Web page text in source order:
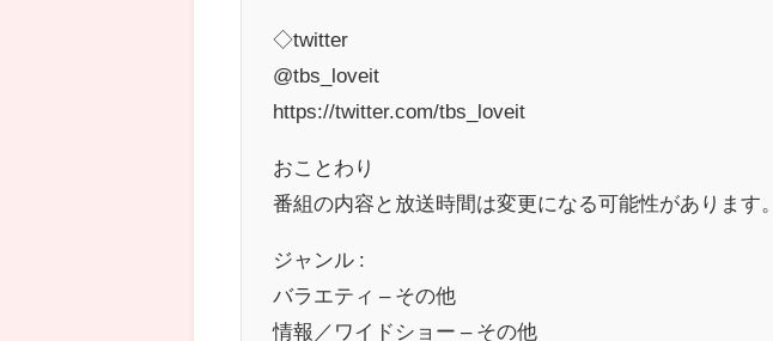
◇twitter
@tbs_loveit
https://twitter.com/tbs_loveit
おことわり
番組の内容と放送時間は変更になる可能性があります。
ジャンル :
バラエティ – その他
情報／ワイドショー – その他